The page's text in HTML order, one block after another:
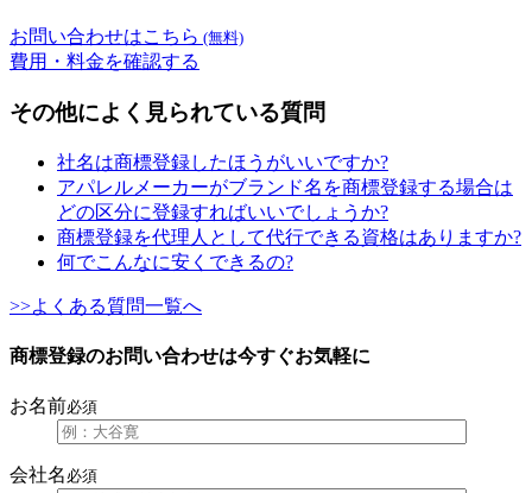
お問い合わせはこちら (無料)
費用・料金を確認する
その他によく見られている質問
社名は商標登録したほうがいいですか?
アパレルメーカーがブランド名を商標登録する場合は
どの区分に登録すればいいでしょうか?
商標登録を代理人として代行できる資格はありますか?
何でこんなに安くできるの?
>>よくある質問一覧へ
商標登録のお問い合わせは今すぐお気軽に
お名前必須
会社名 必須